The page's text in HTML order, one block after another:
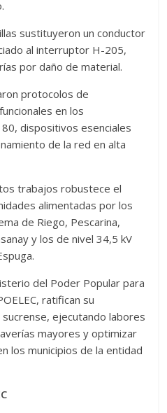
sustituyeron un conductor
al interruptor H-205,
por daño de material.
protocolos de
en los
dispositivos esenciales
de la red en alta
trabajos robustece el
alimentadas por los
de Riego, Pescarina,
y los de nivel 34,5 kV
del Poder Popular para
ratifican su
ejecutando labores
mayores y optimizar
los municipios de la entidad